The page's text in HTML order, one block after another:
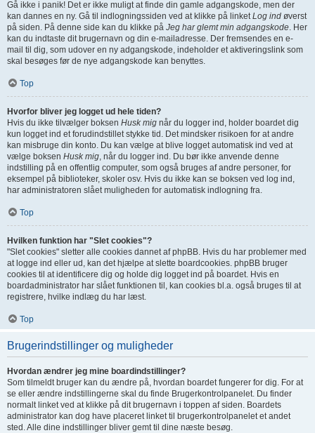
Gå ikke i panik! Det er ikke muligt at finde din gamle adgangskode, men der
kan dannes en ny. Gå til indlogningssiden ved at klikke på linket Log ind øverst
på siden. På denne side kan du klikke på Jeg har glemt min adgangskode . Her
kan du indtaste dit brugernavn og din e-mailadresse. Der fremsendes en e-
mail til dig, som udover en ny adgangskode, indeholder et aktiveringslink som
skal besøges før de nye adgangskode kan benyttes.
Top
Hvorfor bliver jeg logget ud hele tiden?
Hvis du ikke tilvælger boksen Husk mig når du logger ind, holder boardet dig
kun logget ind et forudindstillet stykke tid. Det mindsker risikoen for at andre
kan misbruge din konto. Du kan vælge at blive logget automatisk ind ved at
vælge boksen Husk mig , når du logger ind. Du bør ikke anvende denne
indstilling på en offentlig computer, som også bruges af andre personer, for
eksempel på biblioteker, skoler osv. Hvis du ikke kan se boksen ved log ind,
har administratoren slået muligheden for automatisk indlogning fra.
Top
Hvilken funktion har "Slet cookies"?
"Slet cookies" sletter alle cookies dannet af phpBB. Hvis du har problemer med
at logge ind eller ud, kan det hjælpe at slette boardcookies. phpBB bruger
cookies til at identificere dig og holde dig logget ind på boardet. Hvis en
boardadministrator har slået funktionen til, kan cookies bl.a. også bruges til at
registrere, hvilke indlæg du har læst.
Top
Brugerindstillinger og muligheder
Hvordan ændrer jeg mine boardindstillinger?
Som tilmeldt bruger kan du ændre på, hvordan boardet fungerer for dig. For at
se eller ændre indstillingerne skal du finde Brugerkontrolpanelet. Du finder
normalt linket ved at klikke på dit brugernavn i toppen af siden. Boardets
administrator kan dog have placeret linket til brugerkontrolpanelet et andet
sted. Alle dine indstillinger bliver gemt til dine næste besøg.